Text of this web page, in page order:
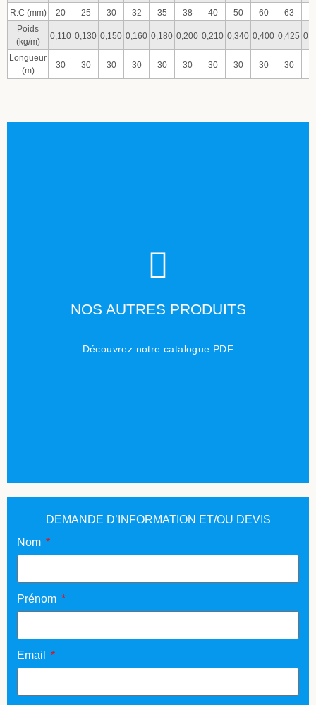
R.C (mm) 20 25 30 32 35 38 40 50 60 63
Poids
(kg/m)
0,110 0,130 0,150 0,160 0,180 0,200 0,210 0,340 0,400 0,425
Longueur
(m)
30 30 30 30 30 30 30 30 30 30
NOS AUTRES PRODUITS
Découvrez notre catalogue PDF
TÉLÉCHARGER
DEMANDE D’INFORMATION ET/OU DEVIS
Nom
Prénom
Email